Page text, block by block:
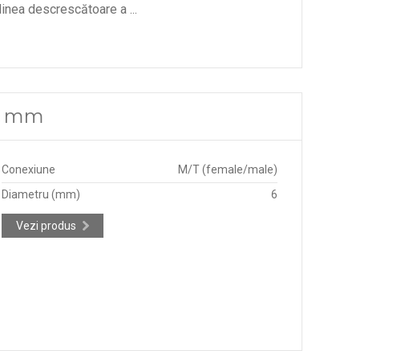
descrescătoare a...
mm
Conexiune
M/T (female/male)
Diametru (mm)
6
Vezi produs